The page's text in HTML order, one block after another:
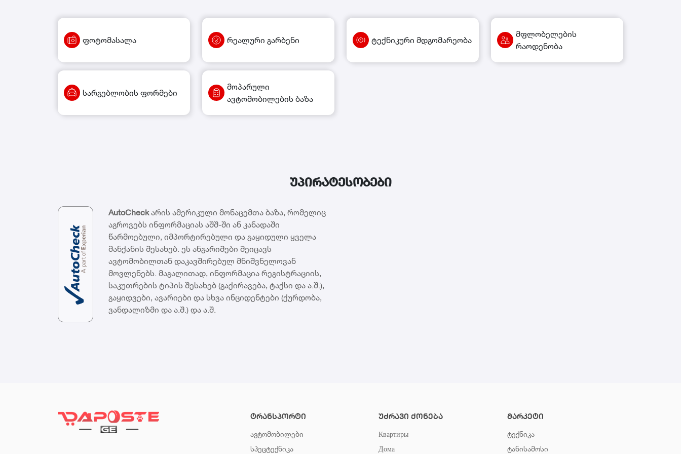
ფოტომასალა რეალური გარბენი ტექნიკური მდგომარეობა
მფლობელების
რაოდენობა
სარგებლობის ფორმები
მოპარული
ავტომობილების ბაზა
უპირატესობები
AutoCheckარის ამერიკული მონაცემთა ბაზა, რომელიც
აგროვებს ინფორმაციას აშშ-ში ან კანადაში
წარმოებული, იმპორტირებული და გაყიდული ყველა
მანქანის შესახებ. ეს ანგარიშები შეიცავს
ავტომობილთან დაკავშირებულ მნიშვნელოვან
მოვლენებს. მაგალითად, ინფორმაცია რეგისტრაციის,
საკუთრების ტიპის შესახებ (გაქირავება, ტაქსი და ა.შ.),
გაყიდვები, ავარიები და სხვა ინციდენტები (ქურდობა,
ვანდალიზმი და ა.შ.) და ა.შ.
ტრანსპორტი
ავტომობილები
სპეცტექნიკა
უძრავი ქონება
Квартиры
Дома
მარკეტი
ტექნიკა
ტანისამოსი